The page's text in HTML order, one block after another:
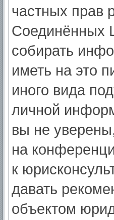
частных прав
Соединённых
собирать
иметь на это
иного вида
личной
вы не
на
к
давать
объектом